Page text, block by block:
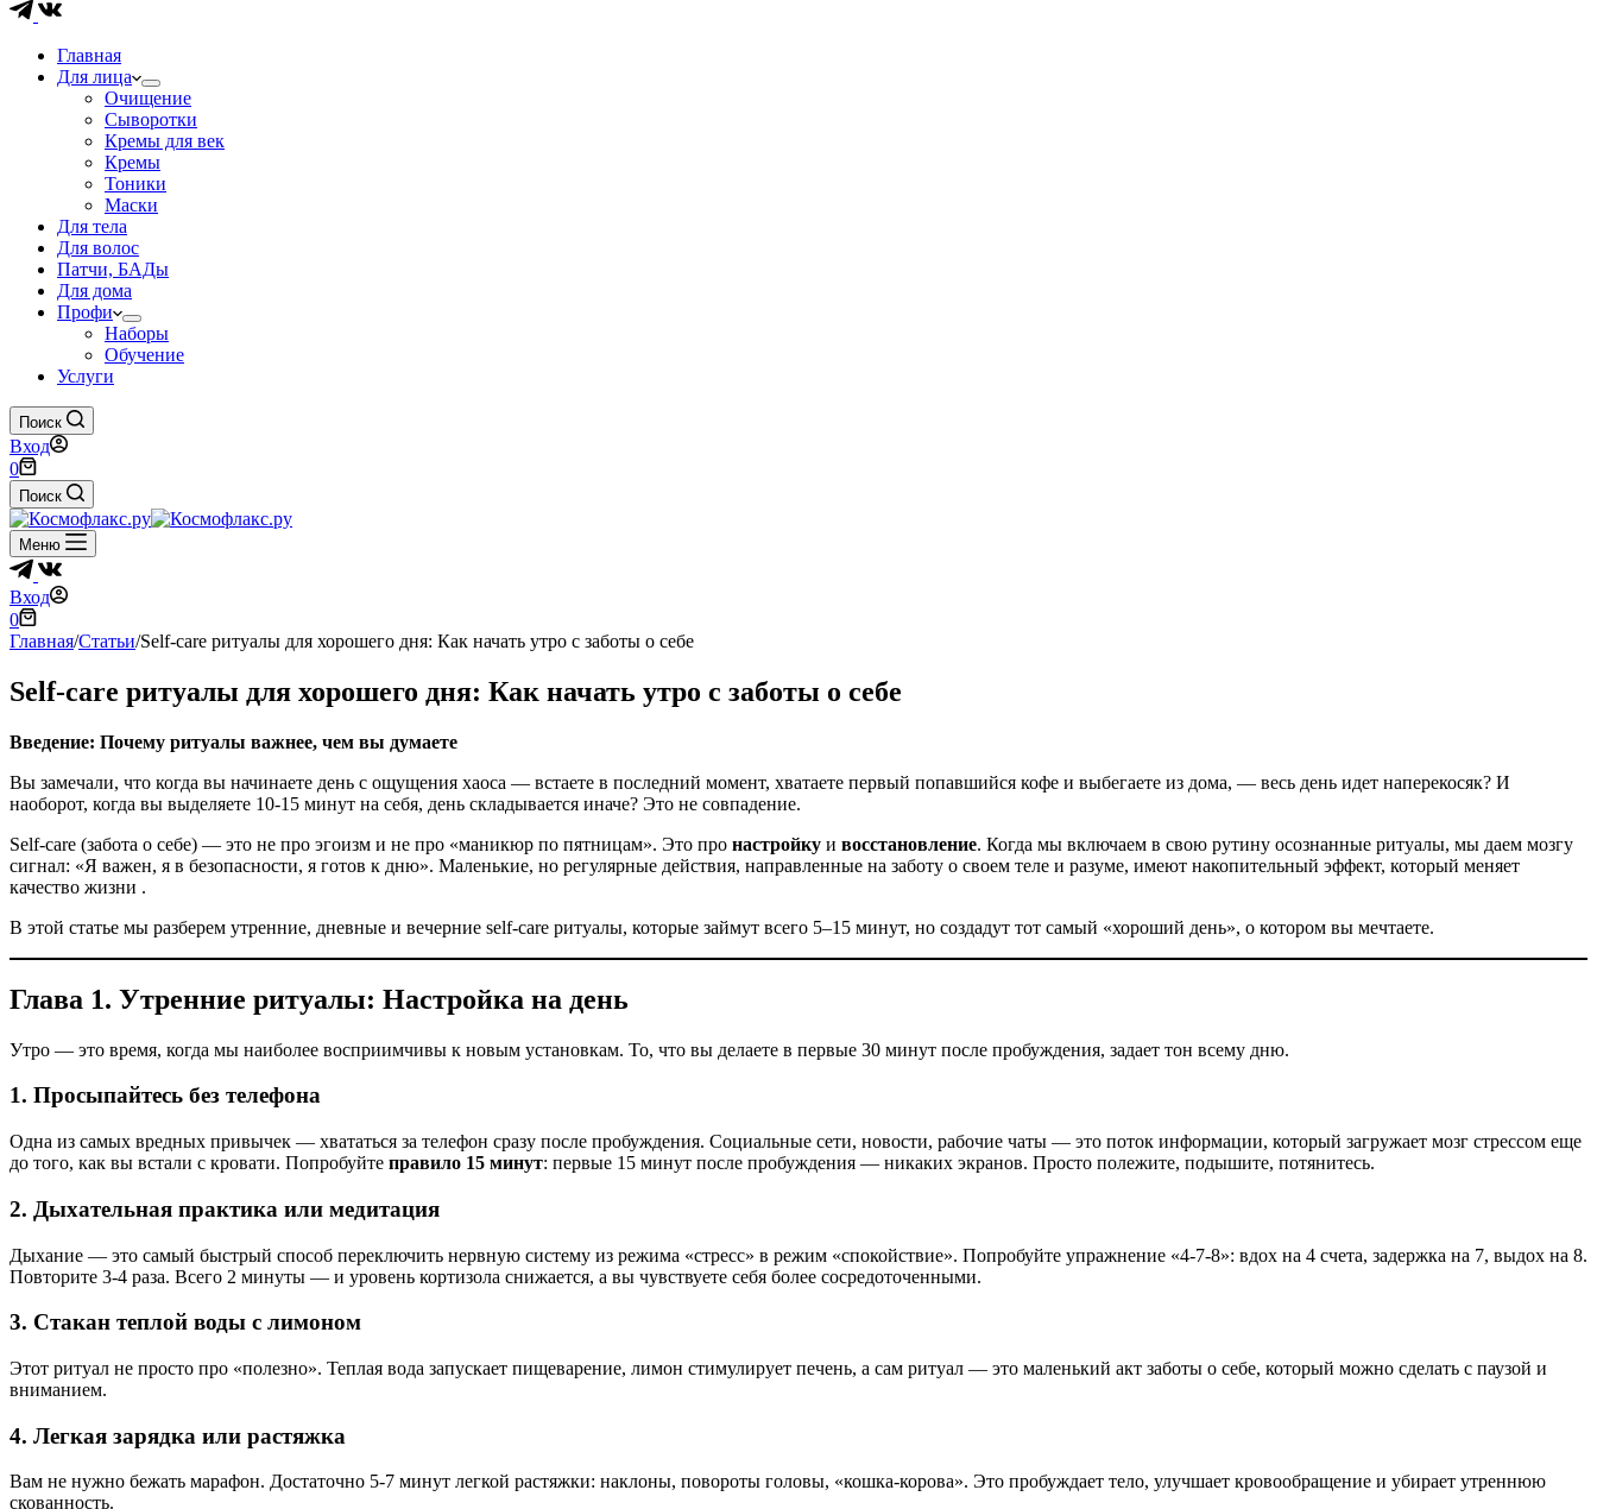
Главная
Для лица
Очищение
Сыворотки
Кремы для век
Кремы
Тоники
Маски
Для тела
Для волос
Патчи, БАДы
Для дома
Профи
Наборы
Обучение
Услуги
Поиск
Вход
Корзина
0
Поиск
Меню
Вход
Корзина
0
Главная/Статьи/Self-care ритуалы для хорошего дня: Как начать утро с заботы о себе
Self-care ритуалы для хорошего дня: Как начать утро с заботы о себе
Введение: Почему ритуалы важнее, чем вы думаете
Вы замечали, что когда вы начинаете день с ощущения хаоса — встаете в последний момент, хватаете первый попавшийся кофе и выбегаете из дома, — весь день идет наперекосяк? И
наоборот, когда вы выделяете 10-15 минут на себя, день складывается иначе? Это не совпадение.
Self-care (забота о себе) — это не про эгоизм и не про «маникюр по пятницам». Это про настройку и восстановление. Когда мы включаем в свою рутину осознанные ритуалы, мы даем мозгу
сигнал: «Я важен, я в безопасности, я готов к дню». Маленькие, но регулярные действия, направленные на заботу о своем теле и разуме, имеют накопительный эффект, который меняет
качество жизни .
В этой статье мы разберем утренние, дневные и вечерние self-care ритуалы, которые займут всего 5–15 минут, но создадут тот самый «хороший день», о котором вы мечтаете.
Глава 1. Утренние ритуалы: Настройка на день
Утро — это время, когда мы наиболее восприимчивы к новым установкам. То, что вы делаете в первые 30 минут после пробуждения, задает тон всему дню.
1. Просыпайтесь без телефона
Одна из самых вредных привычек — хвататься за телефон сразу после пробуждения. Социальные сети, новости, рабочие чаты — это поток информации, который загружает мозг стрессом еще
до того, как вы встали с кровати. Попробуйте правило 15 минут: первые 15 минут после пробуждения — никаких экранов. Просто полежите, подышите, потянитесь.
2. Дыхательная практика или медитация
Дыхание — это самый быстрый способ переключить нервную систему из режима «стресс» в режим «спокойствие». Попробуйте упражнение «4-7-8»: вдох на 4 счета, задержка на 7, выдох на 8.
Повторите 3-4 раза. Всего 2 минуты — и уровень кортизола снижается, а вы чувствуете себя более сосредоточенными.
3. Стакан теплой воды с лимоном
Этот ритуал не просто про «полезно». Теплая вода запускает пищеварение, лимон стимулирует печень, а сам ритуал — это маленький акт заботы о себе, который можно сделать с паузой и
вниманием.
4. Легкая зарядка или растяжка
Вам не нужно бежать марафон. Достаточно 5-7 минут легкой растяжки: наклоны, повороты головы, «кошка-корова». Это пробуждает тело, улучшает кровообращение и убирает утреннюю
скованность.